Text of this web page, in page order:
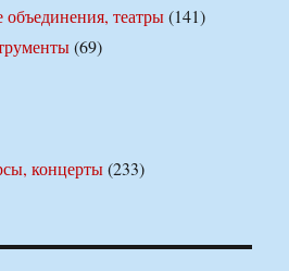
театры(141)
(69)
концерты(233)